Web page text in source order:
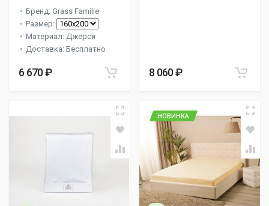
Бренд: Grass Familie
Размер:
Материал: Джерси
Доставка: Бесплатно
6 670 ₽ 8 060 ₽
НОВИНКА